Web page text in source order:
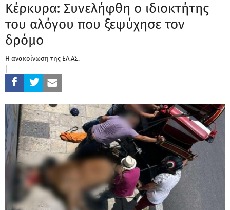
Κέρκυρα: Συνελήφθη ο ιδιοκτήτης
του αλόγου που ξεψύχησε τον
δρόμο
Η ανακοίνωση της ΕΛ.ΑΣ.